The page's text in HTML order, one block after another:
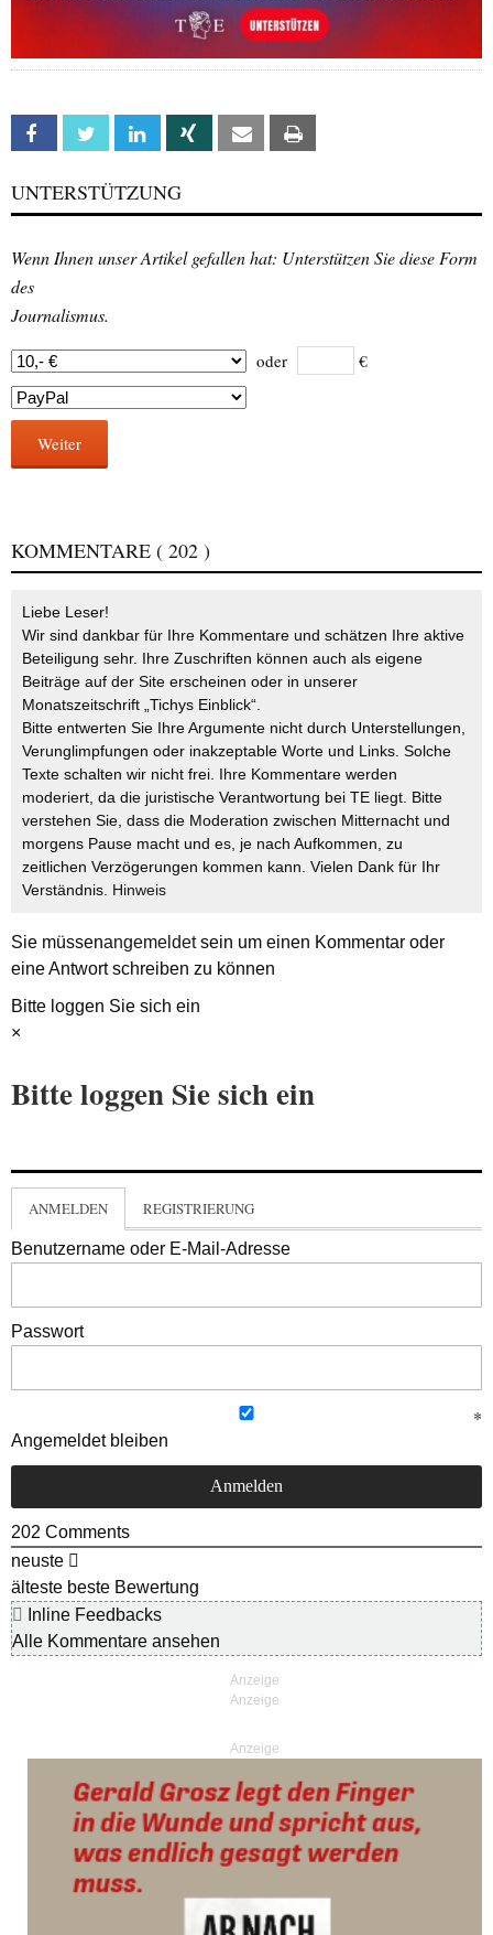
Facebook Twitter Linkedin Xing Email
UNTERSTÜTZUNG
Wenn Ihnen unser Artikel gefallen hat: Unterstützen Sie diese Form
des
Journalismus.
oder €
Weiter
KOMMENTARE ( 202 )
Liebe Leser!
Wir sind dankbar für Ihre Kommentare und schätzen Ihre aktive
Beteiligung sehr. Ihre Zuschriften können auch als eigene
Beiträge auf der Site erscheinen oder in unserer
Monatszeitschrift „Tichys Einblick“.
Bitte entwerten Sie Ihre Argumente nicht durch Unterstellungen,
Verunglimpfungen oder inakzeptable Worte und Links. Solche
Texte schalten wir nicht frei. Ihre Kommentare werden
moderiert, da die juristische Verantwortung bei TE liegt. Bitte
verstehen Sie, dass die Moderation zwischen Mitternacht und
morgens Pause macht und es, je nach Aufkommen, zu
zeitlichen Verzögerungen kommen kann. Vielen Dank für Ihr
Verständnis. Hinweis
Sie müssenangemeldetsein um einen Kommentar oder
eine Antwort schreiben zu können
Bitte loggen Sie sich ein
×
Bitte loggen Sie sich ein
ANMELDEN REGISTRIERUNG
Benutzername oder E-Mail-Adresse
Passwort
Angemeldet bleiben
202 Comments
neuste
älteste beste Bewertung
Inline Feedbacks
Alle Kommentare ansehen
Anzeige